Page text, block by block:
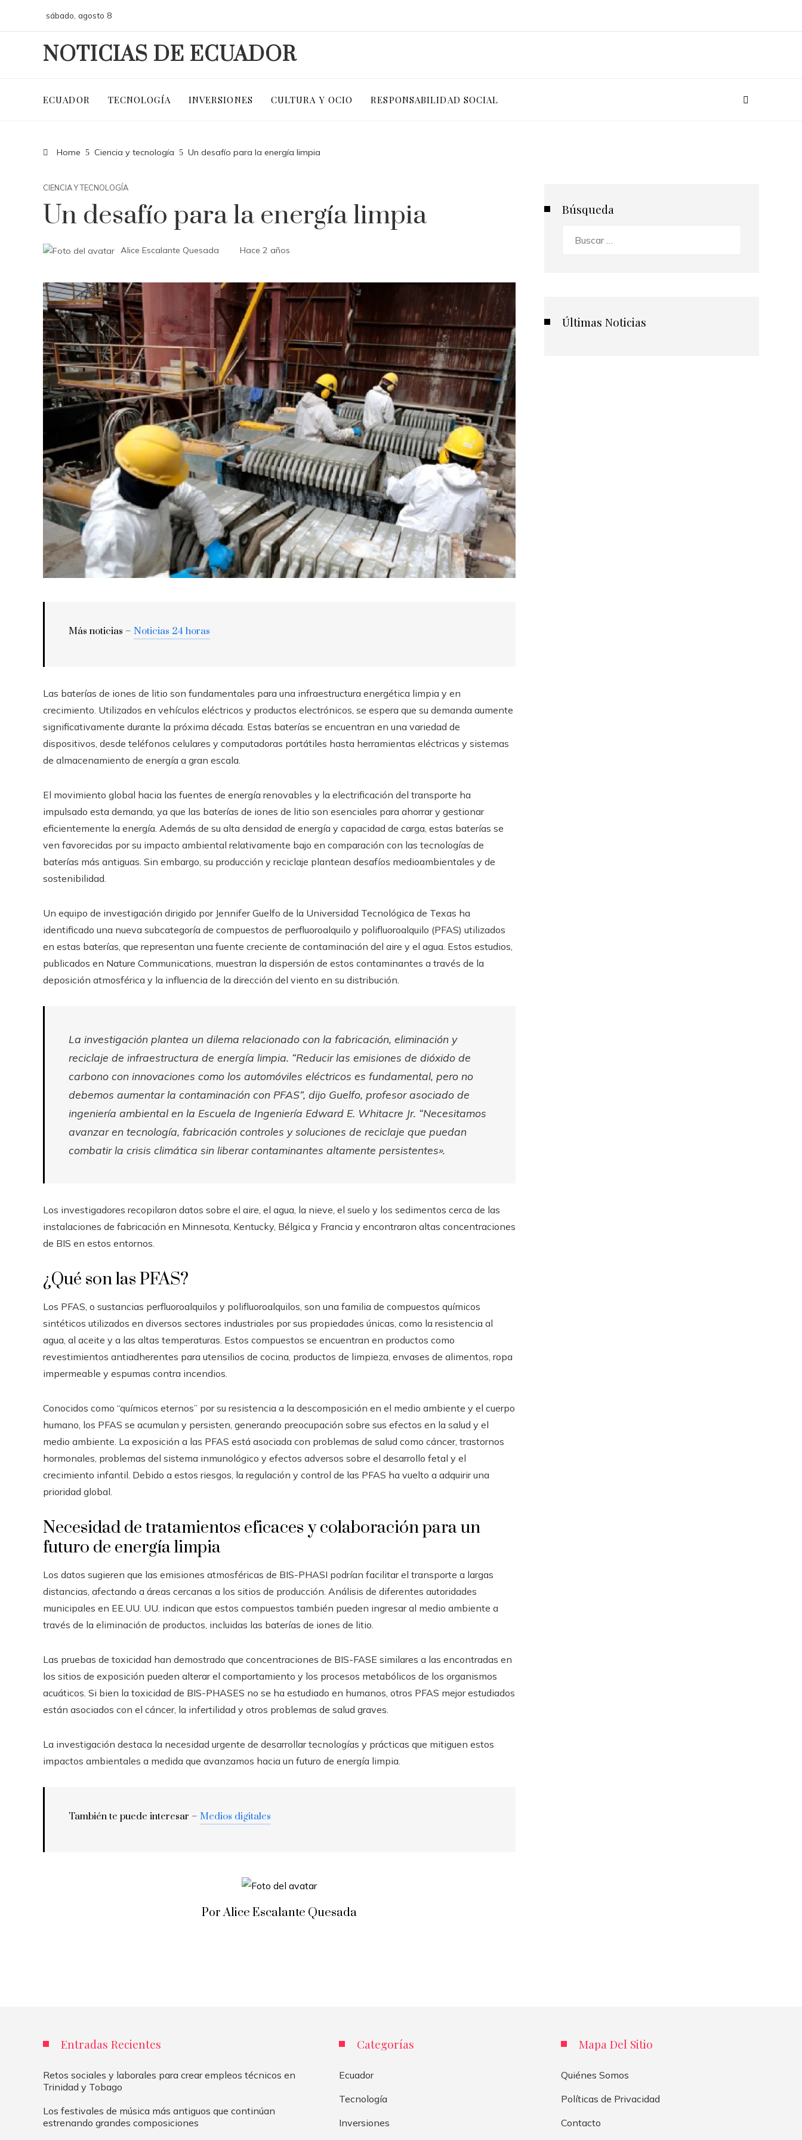
sábado, agosto 8
NOTICIAS DE ECUADOR
ECUADOR TECNOLOGÍA INVERSIONES CULTURA Y OCIO RESPONSABILIDAD SOCIAL
Home Ciencia y tecnología Un desafío para la energía limpia
CIENCIA Y TECNOLOGÍA
Un desafío para la energía limpia
Alice Escalante Quesada Hace 2 años
Más noticias – Noticias 24 horas
Las baterías de iones de litio son fundamentales para una infraestructura energética limpia y en
crecimiento. Utilizados en vehículos eléctricos y productos electrónicos, se espera que su demanda aumente
significativamente durante la próxima década. Estas baterías se encuentran en una variedad de
dispositivos, desde teléfonos celulares y computadoras portátiles hasta herramientas eléctricas y sistemas
de almacenamiento de energía a gran escala.
El movimiento global hacia las fuentes de energía renovables y la electrificación del transporte ha
impulsado esta demanda, ya que las baterías de iones de litio son esenciales para ahorrar y gestionar
eficientemente la energía. Además de su alta densidad de energía y capacidad de carga, estas baterías se
ven favorecidas por su impacto ambiental relativamente bajo en comparación con las tecnologías de
baterías más antiguas. Sin embargo, su producción y reciclaje plantean desafíos medioambientales y de
sostenibilidad.
Un equipo de investigación dirigido por Jennifer Guelfo de la Universidad Tecnológica de Texas ha
identificado una nueva subcategoría de compuestos de perfluoroalquilo y polifluoroalquilo (PFAS) utilizados
en estas baterías, que representan una fuente creciente de contaminación del aire y el agua. Estos estudios,
publicados en Nature Communications, muestran la dispersión de estos contaminantes a través de la
deposición atmosférica y la influencia de la dirección del viento en su distribución.
La investigación plantea un dilema relacionado con la fabricación, eliminación y
reciclaje de infraestructura de energía limpia. “Reducir las emisiones de dióxido de
carbono con innovaciones como los automóviles eléctricos es fundamental, pero no
debemos aumentar la contaminación con PFAS”, dijo Guelfo, profesor asociado de
ingeniería ambiental en la Escuela de Ingeniería Edward E. Whitacre Jr. “Necesitamos
avanzar en tecnología, fabricación controles y soluciones de reciclaje que puedan
combatir la crisis climática sin liberar contaminantes altamente persistentes».
Los investigadores recopilaron datos sobre el aire, el agua, la nieve, el suelo y los sedimentos cerca de las
instalaciones de fabricación en Minnesota, Kentucky, Bélgica y Francia y encontraron altas concentraciones
de BIS en estos entornos.
¿Qué son las PFAS?
Los PFAS, o sustancias perfluoroalquilos y polifluoroalquilos, son una familia de compuestos químicos
sintéticos utilizados en diversos sectores industriales por sus propiedades únicas, como la resistencia al
agua, al aceite y a las altas temperaturas. Estos compuestos se encuentran en productos como
revestimientos antiadherentes para utensilios de cocina, productos de limpieza, envases de alimentos, ropa
impermeable y espumas contra incendios.
Conocidos como “químicos eternos” por su resistencia a la descomposición en el medio ambiente y el cuerpo
humano, los PFAS se acumulan y persisten, generando preocupación sobre sus efectos en la salud y el
medio ambiente. La exposición a las PFAS está asociada con problemas de salud como cáncer, trastornos
hormonales, problemas del sistema inmunológico y efectos adversos sobre el desarrollo fetal y el
crecimiento infantil. Debido a estos riesgos, la regulación y control de las PFAS ha vuelto a adquirir una
prioridad global.
Necesidad de tratamientos eficaces y colaboración para un
futuro de energía limpia
Los datos sugieren que las emisiones atmosféricas de BIS-PHASI podrían facilitar el transporte a largas
distancias, afectando a áreas cercanas a los sitios de producción. Análisis de diferentes autoridades
municipales en EE.UU. UU. indican que estos compuestos también pueden ingresar al medio ambiente a
través de la eliminación de productos, incluidas las baterías de iones de litio.
Las pruebas de toxicidad han demostrado que concentraciones de BIS-FASE similares a las encontradas en
los sitios de exposición pueden alterar el comportamiento y los procesos metabólicos de los organismos
acuáticos. Si bien la toxicidad de BIS-PHASES no se ha estudiado en humanos, otros PFAS mejor estudiados
están asociados con el cáncer, la infertilidad y otros problemas de salud graves.
La investigación destaca la necesidad urgente de desarrollar tecnologías y prácticas que mitiguen estos
impactos ambientales a medida que avanzamos hacia un futuro de energía limpia.
También te puede interesar – Medios digitales
Por Alice Escalante Quesada
Búsqueda
Últimas Noticias
Entradas Recientes
Retos sociales y laborales para crear empleos técnicos en
Trinidad y Tobago
Los festivales de música más antiguos que continúan
estrenando grandes composiciones
Categorías
Ecuador
Tecnología
Inversiones
Mapa Del Sitio
Quiénes Somos
Políticas de Privacidad
Contacto